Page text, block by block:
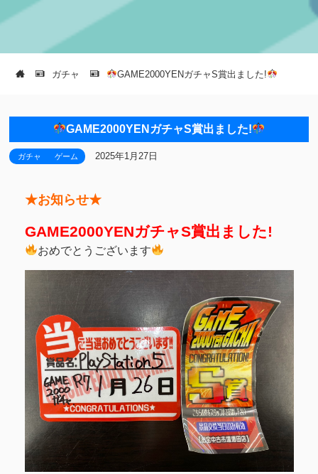
ガチャ GAME2000YENガチャS賞出ました!
GAME2000YENガチャS賞出ました!
ガチャ ゲーム 2025年1月27日
★お知らせ★
GAME2000YENガチャS賞出ました!
おめでとうございます